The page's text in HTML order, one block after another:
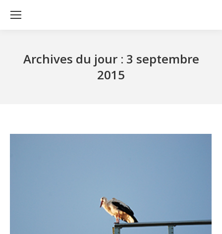
Archives du jour : 3 septembre
2015